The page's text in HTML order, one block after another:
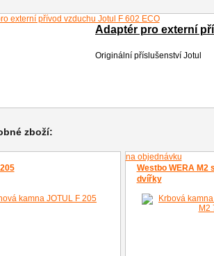
Adaptér pro externí
Originální příslušenství Jotul
zboží:
Westbo WERA M2
dvířky
na objednávku